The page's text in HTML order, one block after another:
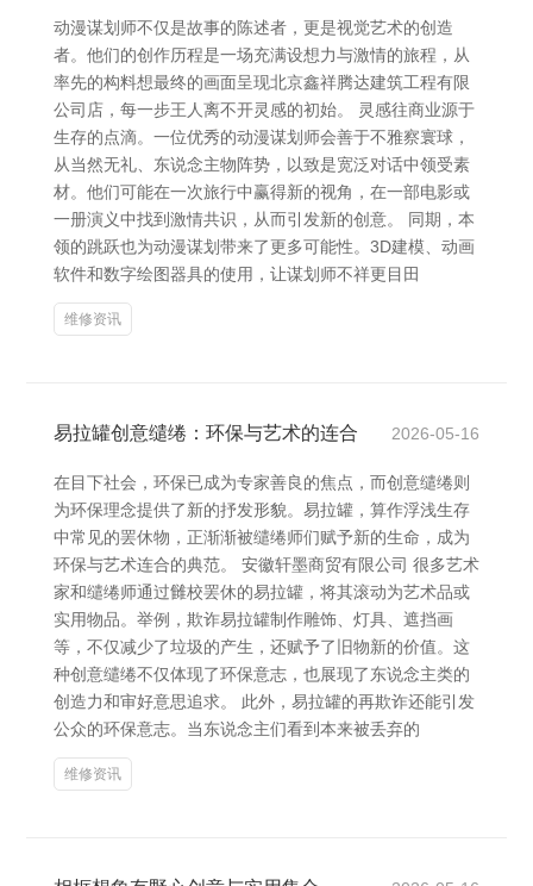
动漫谋划师不仅是故事的陈述者，更是视觉艺术的创造
者。他们的创作历程是一场充满设想力与激情的旅程，从
率先的构料想最终的画面呈现北京鑫祥腾达建筑工程有限
公司店，每一步王人离不开灵感的初始。 灵感往商业源于
生存的点滴。一位优秀的动漫谋划师会善于不雅察寰球，
从当然无礼、东说念主物阵势，以致是宽泛对话中领受素
材。他们可能在一次旅行中赢得新的视角，在一部电影或
一册演义中找到激情共识，从而引发新的创意。 同期，本
领的跳跃也为动漫谋划带来了更多可能性。3D建模、动画
软件和数字绘图器具的使用，让谋划师不祥更目田
维修资讯
易拉罐创意缱绻：环保与艺术的连合 2026-05-16
在目下社会，环保已成为专家善良的焦点，而创意缱绻则
为环保理念提供了新的抒发形貌。易拉罐，算作浮浅生存
中常见的罢休物，正渐渐被缱绻师们赋予新的生命，成为
环保与艺术连合的典范。 安徽轩墨商贸有限公司 很多艺术
家和缱绻师通过雠校罢休的易拉罐，将其滚动为艺术品或
实用物品。举例，欺诈易拉罐制作雕饰、灯具、遮挡画
等，不仅减少了垃圾的产生，还赋予了旧物新的价值。这
种创意缱绻不仅体现了环保意志，也展现了东说念主类的
创造力和审好意思追求。 此外，易拉罐的再欺诈还能引发
公众的环保意志。当东说念主们看到本来被丢弃的
维修资讯